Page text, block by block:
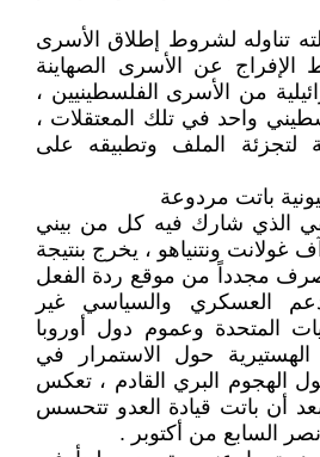
تناوله لشروط إطلاق الأسرى
الإفراج عن الأسرى الصهاينة
من الأسرى الفلسطينيين ،
واحد في تلك المعتقلات ،
لتجزئة الملف وتطبيقه على
باتت مردوعة
الذي شارك فيه كل من بيني
ونتنياهو ، يخرج بنتيجة
مجدداً من موقع ردة الفعل
العسكري والسياسي غير
المتحدة وعموم دول أوروبا
الهستيرية حول الاستمرار في
الهجوم البري القادم ، تعكس
أن باتت قيادة العدو تتحسس
السابع من أكتوبر .